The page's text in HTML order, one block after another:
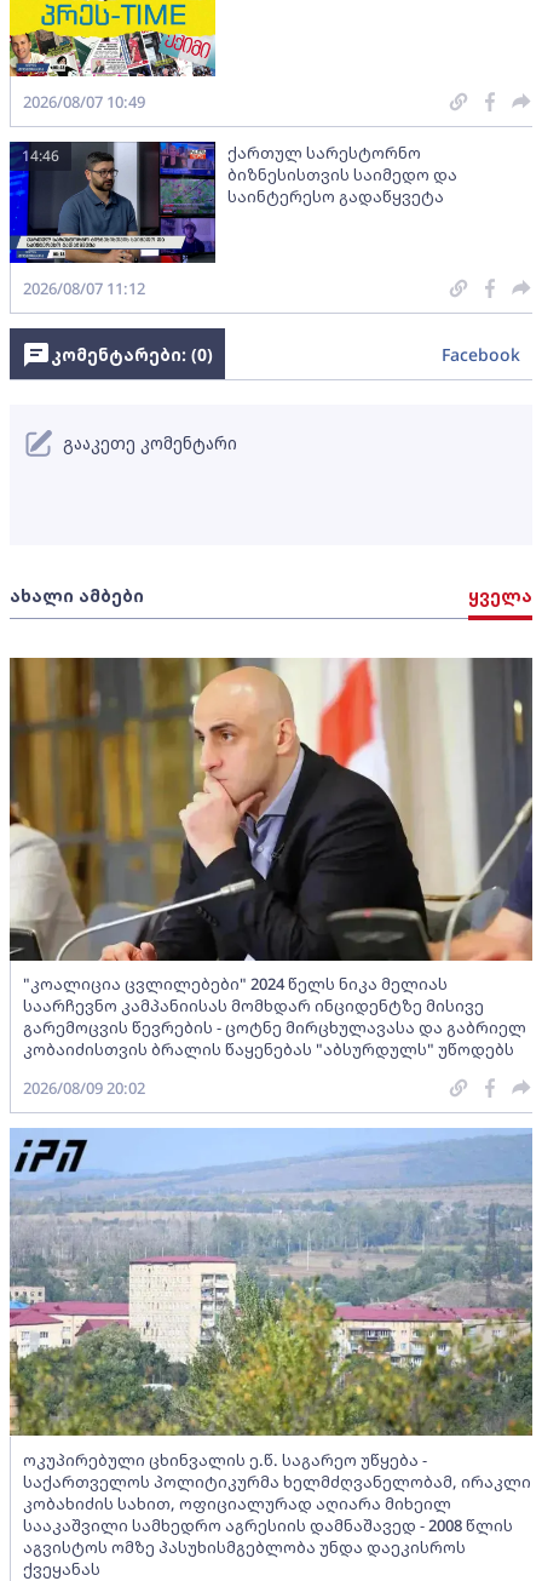
2026/08/07 10:49
ქართულ სარესტორნო
ბიზნესისთვის საიმედო და
საინტერესო გადაწყვეტა
14:46
2026/08/07 11:12
ახალი ამბები ყველა
"კოალიცია ცვლილებები" 2024 წელს ნიკა მელიას
საარჩევნო კამპანიისას მომხდარ ინციდენტზე მისივე
გარემოცვის წევრების - ცოტნე მირცხულავასა და გაბრიელ
კობაიძისთვის ბრალის წაყენებას "აბსურდულს" უწოდებს
2026/08/09 20:02
ოკუპირებული ცხინვალის ე.წ. საგარეო უწყება -
საქართველოს პოლიტიკურმა ხელმძღვანელობამ, ირაკლი
კობახიძის სახით, ოფიციალურად აღიარა მიხეილ
სააკაშვილი სამხედრო აგრესიის დამნაშავედ - 2008 წლის
აგვისტოს ომზე პასუხისმგებლობა უნდა დაეკისროს
ქვეყანას
კომენტარები: (0) Facebook
გააკეთე კომენტარი